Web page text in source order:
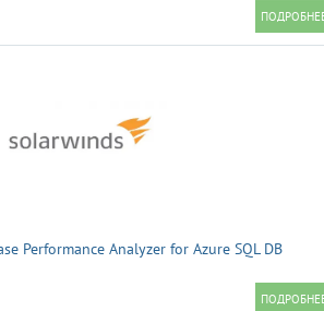
Performance Analyzer for Azure SQL DB